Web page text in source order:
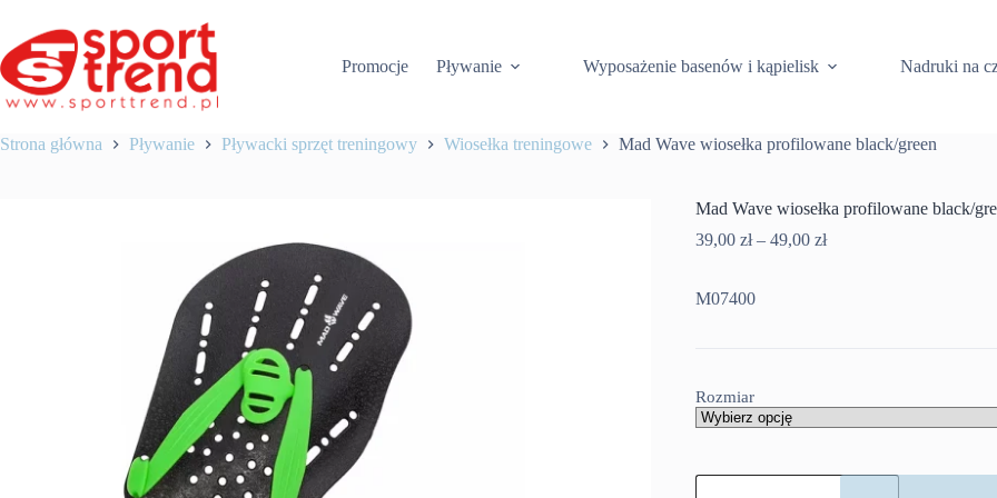
treści
Promocje
Pływanie Wyposażenie basenów i kąpielisk Nadruki na
Strona główna Pływanie Pływacki sprzęt treningowy Wiosełka treningowe Mad Wave wiosełka profilowane black/green
Mad Wave wiosełka profilowane black/
39,00 zł – 49,00 złZakres
M07400
Rozmiar
ilość